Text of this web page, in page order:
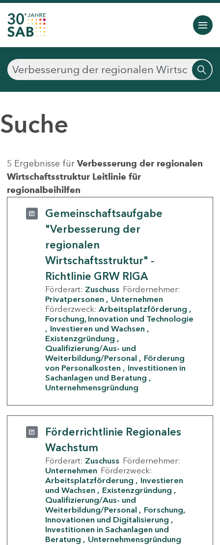
Suche
5 Ergebnisse für Verbesserung der regionalen
Wirtschaftsstruktur Leitlinie für
regionalbeihilfen
Gemeinschaftsaufgabe
"Verbesserung der
regionalen
Wirtschaftsstruktur" -
Richtlinie GRW RIGA
Förderart: Zuschuss Fördernehmer:
Privatpersonen
Unternehmen
Förderzweck: Arbeitsplatzförderung
Forschung, Innovation und Technologie
Investieren und Wachsen
Existenzgründung
Qualifizierung/Aus- und
Weiterbildung/Personal
Förderung
von Personalkosten
Investitionen in
Sachanlagen und Beratung
Unternehmensgründung
Förderrichtlinie Regionales
Wachstum
Förderart: Zuschuss Fördernehmer:
Unternehmen Förderzweck:
Arbeitsplatzförderung
Investieren
und Wachsen
Existenzgründung
Qualifizierung/Aus- und
Weiterbildung/Personal
Forschung,
Innovationen und Digitalisierung
Investitionen in Sachanlagen und
Beratung
Unternehmensgründung